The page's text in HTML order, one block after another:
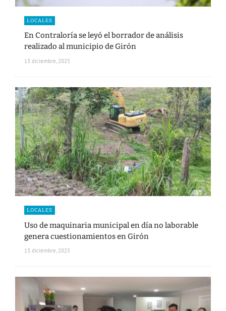
LOCALES
En Contraloría se leyó el borrador de análisis
realizado al municipio de Girón
13 diciembre, 2025
LOCALES
Uso de maquinaria municipal en día no laborable
genera cuestionamientos en Girón
13 diciembre, 2025